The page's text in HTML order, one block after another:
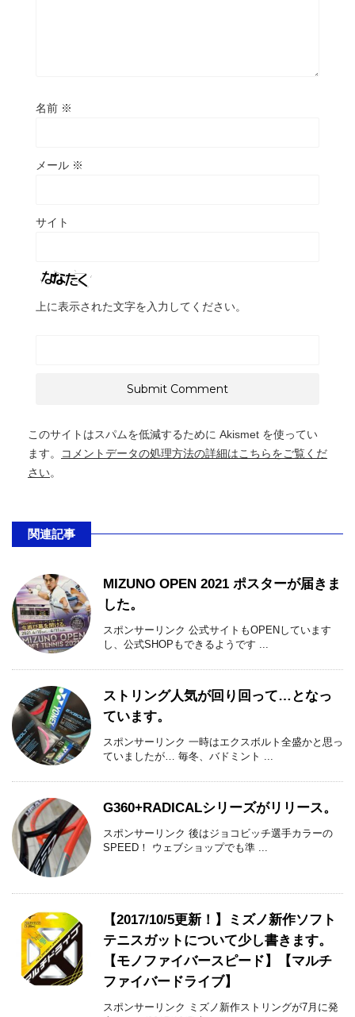
名前 ※
メール ※
サイト
上に表示された文字を入力してください。
このサイトはスパムを低減するために Akismet を使ってい
ます。
コメントデータの処理方法の詳細はこちらをご覧くだ
さい。
関連記事
MIZUNO OPEN 2021 ポスターが届きま
した。
スポンサーリンク 公式サイトもOPENしています
し、公式SHOPもできるようです ...
ストリング人気が回り回って…となっ
ています。
スポンサーリンク 一時はエクスボルト全盛かと思っ
ていましたが… 毎冬、バドミント ...
G360+RADICALシリーズがリリース。
スポンサーリンク 後はジョコビッチ選手カラーの
SPEED！ ウェブショップでも準 ...
【2017/10/5更新！】ミズノ新作ソフト
テニスガットについて少し書きます。
【モノファイバースピード】【マルチ
ファイバードライブ】
スポンサーリンク ミズノ新作ストリングが7月に発